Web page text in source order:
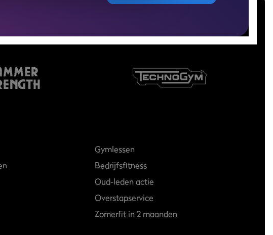
Gymlessen
Bedrijfsfitness
Oud-leden actie
Overstapservice
Zomerfit in 2 maanden